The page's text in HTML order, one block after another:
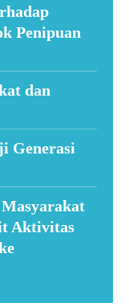
Penipuan
dan
Generasi
Aktivitas